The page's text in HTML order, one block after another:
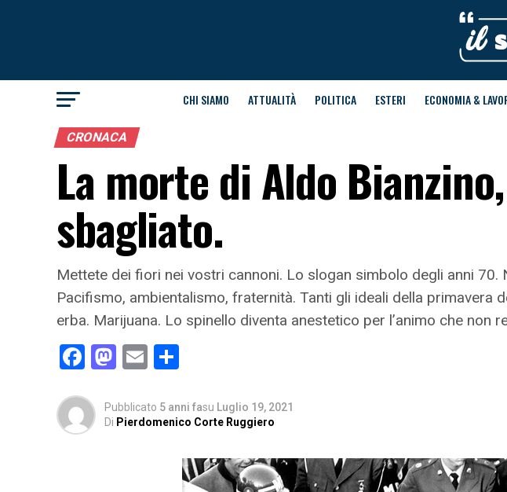
CHI SIAMO ATTUALITÀ POLITICA ESTERI ECONOMIA &
CRONACA
La morte di Aldo
sbagliato.
Mettete dei fiori nei vostri cannoni. Lo slogan simbolo degli anni
Pacifismo, ambientalismo, fraternità. Tanti gli ideali della primavera
erba. Marijuana. Lo spinello diventa anestetico per l’animo che non
Facebook
Mastodon
Email
Pubblicato 5 anni fasu Luglio 19, 2021
Di Pierdomenico Corte Ruggiero